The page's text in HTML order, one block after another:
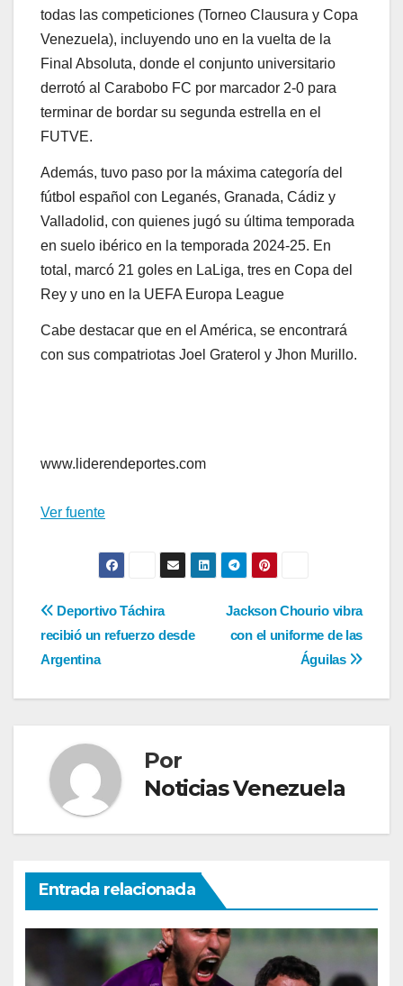
todas las competiciones (Torneo Clausura y Copa
Venezuela), incluyendo uno en la vuelta de la
Final Absoluta, donde el conjunto universitario
derrotó al Carabobo FC por marcador 2-0 para
terminar de bordar su segunda estrella en el
FUTVE.
Además, tuvo paso por la máxima categoría del
fútbol español con Leganés, Granada, Cádiz y
Valladolid, con quienes jugó su última temporada
en suelo ibérico en la temporada 2024-25. En
total, marcó 21 goles en LaLiga, tres en Copa del
Rey y uno en la UEFA Europa League
Cabe destacar que en el América, se encontrará
con sus compatriotas Joel Graterol y Jhon Murillo.
www.liderendeportes.com
Ver fuente
Navegación
de
entradas
Jackson Chourio vibra
con el uniforme de las
Águilas
Deportivo Táchira
recibió un refuerzo desde
Argentina
Por
Noticias Venezuela
Entrada relacionada